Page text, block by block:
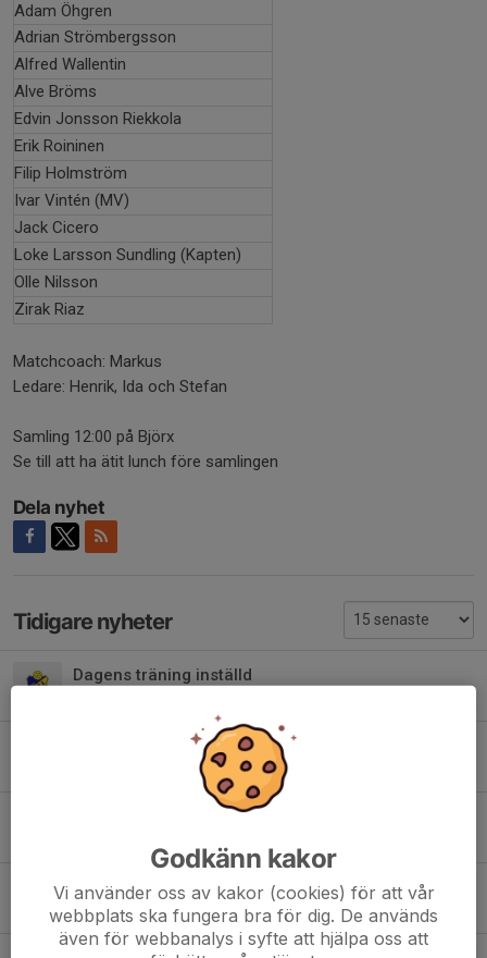
Adam Öhgren
Adrian Strömbergsson
Alfred Wallentin
Alve Bröms
Edvin Jonsson Riekkola
Erik Roininen
Filip Holmström
Ivar Vintén (MV)
Jack Cicero
Loke Larsson Sundling (Kapten)
Olle Nilsson
Zirak Riaz
Matchcoach: Markus
Ledare: Henrik, Ida och Stefan
Samling 12:00 på Björx
Se till att ha ätit lunch före samlingen
Dela nyhet
Tidigare nyheter
Dagens träning inställd
Laget mot Sävast söndag 9 augusti
Bortamatch Pajala lördag 8 augusti
Laget mot GIF onsdag 5 augusti
3 aug, 20:37 0
Godkänn kakor
Vi använder oss av kakor (cookies) för att vår
webbplats ska fungera bra för dig. De används
även för webbanalys i syfte att hjälpa oss att